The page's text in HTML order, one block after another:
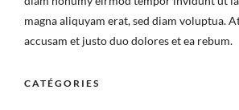
magna aliquyam erat, sed diam voluptua.
accusam et justo duo dolores et ea rebum.
CATÉGORIES